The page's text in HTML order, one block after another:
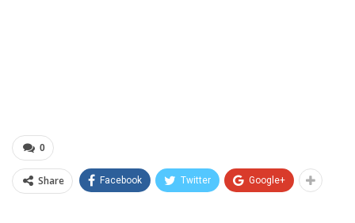
0
Share Facebook Twitter Google+